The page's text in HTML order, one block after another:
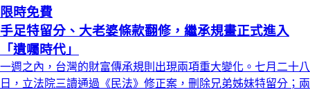
限時免費
手足特留分、大老婆條款翻修，繼承規畫正式進入
「遺囑時代」
一週之內，台灣的財富傳承規則出現兩項重大變化。七月二十八
日，立法院三讀通過《民法》修正案，刪除兄弟姊妹特留分；兩